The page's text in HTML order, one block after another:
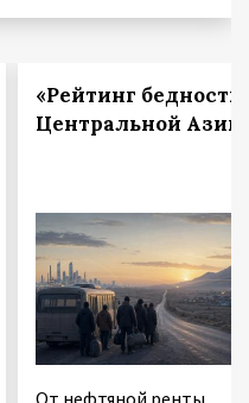
«Рейтинг
Центральной Азии